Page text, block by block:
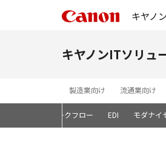
キヤノ
キヤノンITソリュ
製造業向け 流通業向け
ワークフロー EDI モダナイ